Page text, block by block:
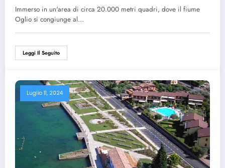
Immerso in un'area di circa 20.000 metri quadri, dove il fiume
Oglio si congiunge al…
Leggi Il Seguito
Luglio 11, 2024